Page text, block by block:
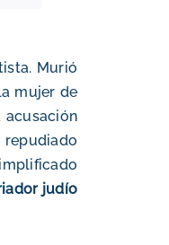
Murió
mujer de
acusación
judío